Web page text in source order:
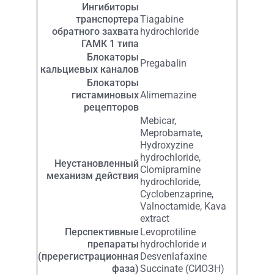
Ингибиторы
транспортера
обратного захвата
ГАМК 1 типа
Tiagabine
hydrochloride
Блокаторы
кальциевых каналов
Pregabalin
Блокаторы
гистаминовых
рецепторов
Alimemazine
Неустановленный
механизм действия
Mebicar,
Meprobamate,
Hydroxyzine
hydrochloride,
Clomipramine
hydrochloride,
Cyclobenzaprine,
Valnoctamide, Kava
extract
Перспективные
препараты
(пререгистрационная
фаза)
Levoprotiline
hydrochloride и
Desvenlafaxine
Succinate (СИОЗН)